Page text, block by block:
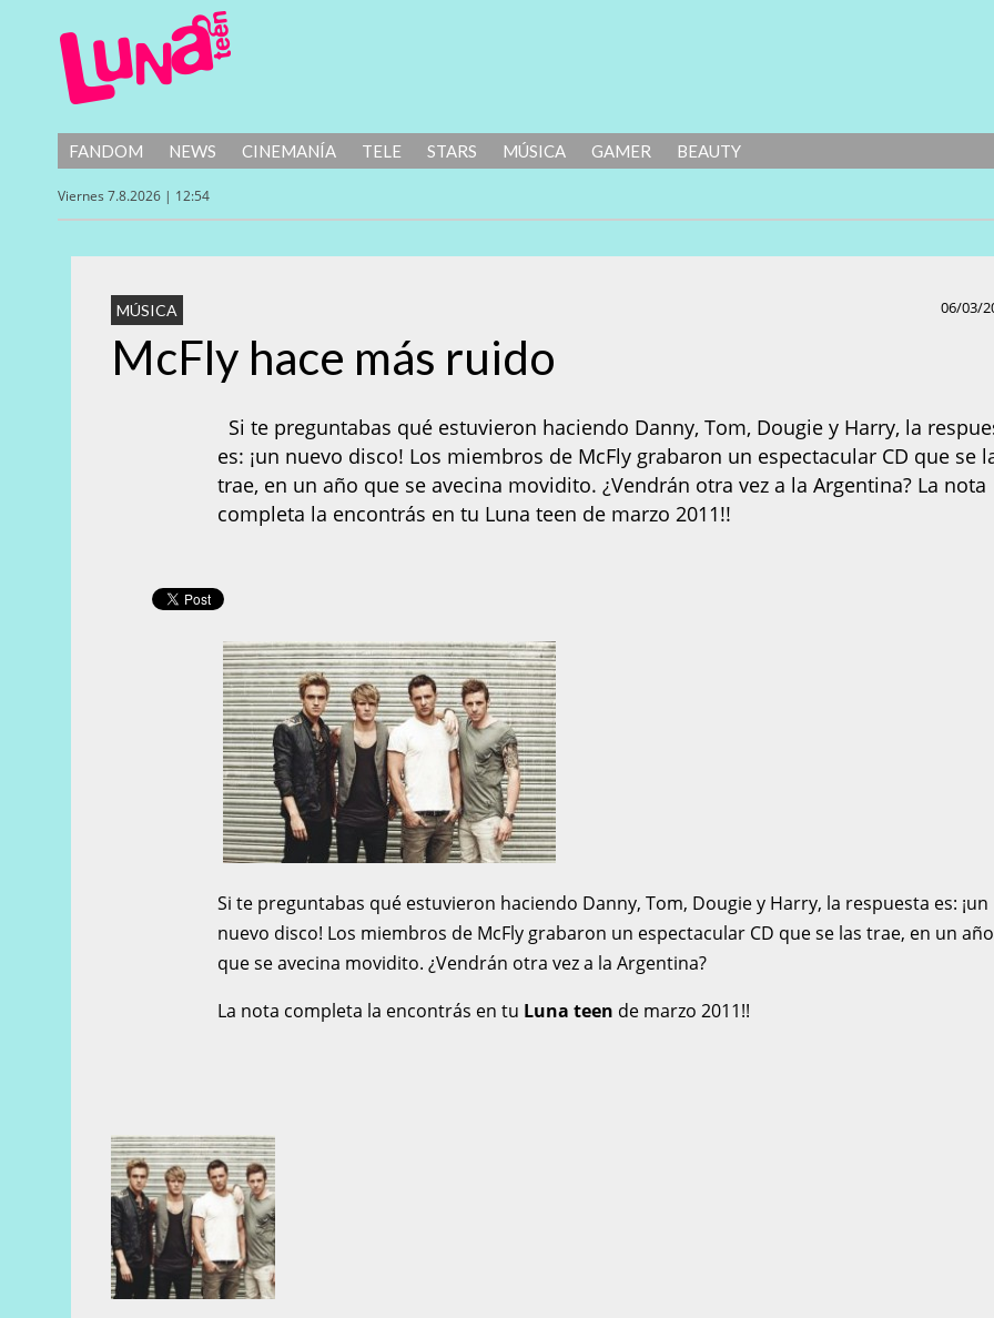
FANDOM NEWS CINEMANÍA TELE STARS MÚSICA GAMER BEAUTY
Viernes 7.8.2026 | 12:54
06/03/
MÚSICA
McFly hace más ruido
Si te preguntabas qué estuvieron haciendo Danny, Tom, Dougie y Harry, la
es: ¡un nuevo disco! Los miembros de McFly grabaron un espectacular CD que se
trae, en un año que se avecina movidito. ¿Vendrán otra vez a la Argentina? La nota
completa la encontrás en tu Luna teen de marzo 2011!!
Si te preguntabas qué estuvieron haciendo Danny, Tom, Dougie y Harry, la respuesta es: ¡un
nuevo disco! Los miembros de McFly grabaron un espectacular CD que se las trae, en un año
que se avecina movidito. ¿Vendrán otra vez a la Argentina?
La nota completa la encontrás en tu Luna teen de marzo 2011!!